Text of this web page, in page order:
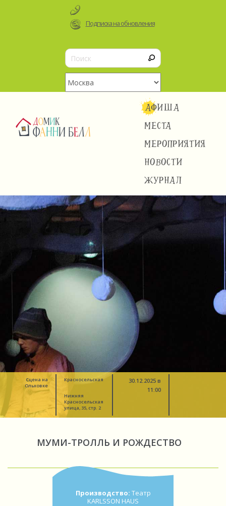
Подписка на обновления
АФИША
МЕСТА
МЕРОПРИЯТИЯ
НОВОСТИ
ЖУРНАЛ
Сцена на
Ольховке
Красносельская
Нижняя
Красносельская
улица, 35, стр. 2
30.12.2025 в
11:00
МУМИ-ТРОЛЛЬ И РОЖДЕСТВО
Производство: Театр
KARLSSON HAUS